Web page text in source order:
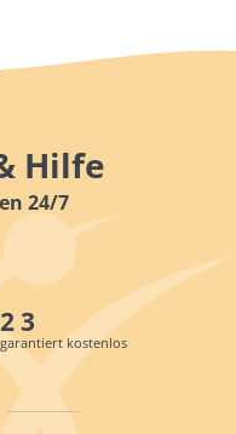
Hilfe
24/7
3
kostenlos